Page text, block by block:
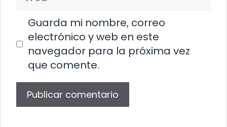
Guarda mi nombre, correo
electrónico y web en este
navegador para la próxima vez
que comente.